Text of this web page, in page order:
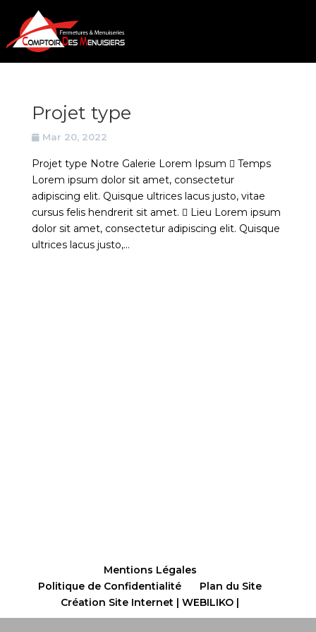
Projet type
Mar 20, 2022
Projet type Notre Galerie Lorem Ipsum  Temps
Lorem ipsum dolor sit amet, consectetur
adipiscing elit. Quisque ultrices lacus justo, vitae
cursus felis hendrerit sit amet.  Lieu Lorem ipsum
dolor sit amet, consectetur adipiscing elit. Quisque
ultrices lacus justo,...
Mentions Légales
Politique de Confidentialité
Plan du Site
Création Site Internet | WEBILIKO |